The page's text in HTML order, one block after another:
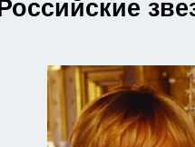
Российские